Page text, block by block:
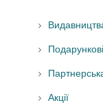
Акції